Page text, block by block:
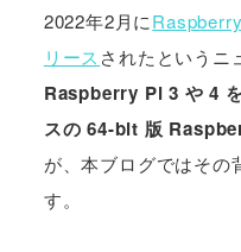
2022年2月に
リース されたというニ
Raspberry Pi 3 や 4
スの 64-bit 版
が、本ブログではその
す。